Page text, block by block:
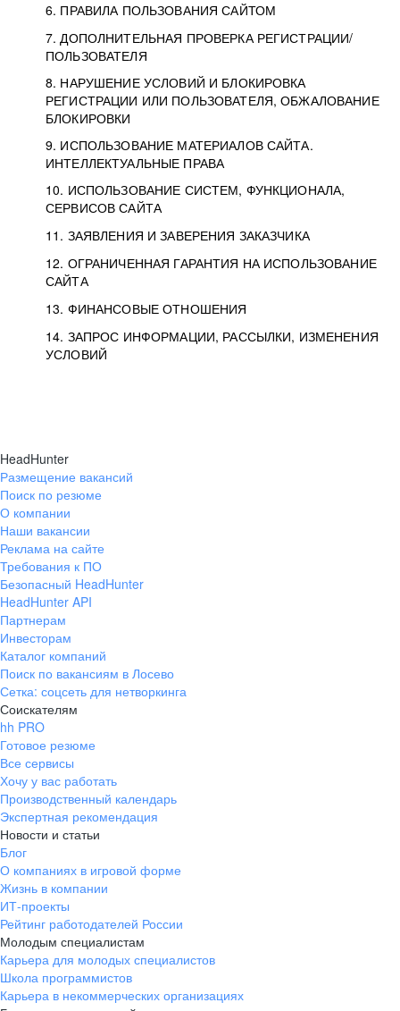
6. ПРАВИЛА ПОЛЬЗОВАНИЯ САЙТОМ
7. ДОПОЛНИТЕЛЬНАЯ ПРОВЕРКА РЕГИСТРАЦИИ/
ПОЛЬЗОВАТЕЛЯ
8. НАРУШЕНИЕ УСЛОВИЙ И БЛОКИРОВКА
РЕГИСТРАЦИИ ИЛИ ПОЛЬЗОВАТЕЛЯ, ОБЖАЛОВАНИЕ
БЛОКИРОВКИ
9. ИСПОЛЬЗОВАНИЕ МАТЕРИАЛОВ САЙТА.
ИНТЕЛЛЕКТУАЛЬНЫЕ ПРАВА
10. ИСПОЛЬЗОВАНИЕ СИСТЕМ, ФУНКЦИОНАЛА,
СЕРВИСОВ САЙТА
11. ЗАЯВЛЕНИЯ И ЗАВЕРЕНИЯ ЗАКАЗЧИКА
12. ОГРАНИЧЕННАЯ ГАРАНТИЯ НА ИСПОЛЬЗОВАНИЕ
САЙТА
13. ФИНАНСОВЫЕ ОТНОШЕНИЯ
14. ЗАПРОС ИНФОРМАЦИИ, РАССЫЛКИ, ИЗМЕНЕНИЯ
УСЛОВИЙ
HeadHunter
Размещение вакансий
Поиск по резюме
О компании
Наши вакансии
Реклама на сайте
Требования к ПО
Безопасный HeadHunter
HeadHunter API
Партнерам
Инвесторам
Каталог компаний
Поиск по вакансиям в Лосево
Сетка: соцсеть для нетворкинга
Соискателям
hh PRO
Готовое резюме
Все сервисы
Хочу у вас работать
Производственный календарь
Экспертная рекомендация
Новости и статьи
Блог
О компаниях в игровой форме
Жизнь в компании
ИТ-проекты
Рейтинг работодателей России
Молодым специалистам
Карьера для молодых специалистов
Школа программистов
Карьера в некоммерческих организациях